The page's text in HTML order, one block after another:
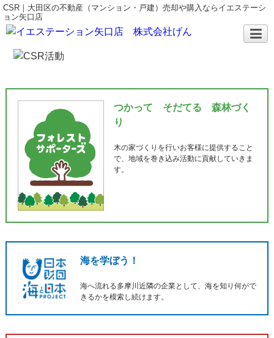
CSR｜大田区の不動産（マンション・戸建）売却や購入ならイエステーシ
ョン矢口店
つかって そだてる 森林づく
り
木の家づくりを行いお客様に提供すること
で、地域を巻き込み活動に貢献していきま
す。
海を学ぼう！
海へ流れる多摩川近隣の企業として、海を知り何がで
きるかを模索し続けます。